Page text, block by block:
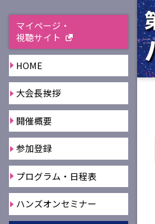
マイページ・
視聴サイト
HOME
大会長挨拶
開催概要
参加登録
プログラム・日程表
ハンズオンセミナー